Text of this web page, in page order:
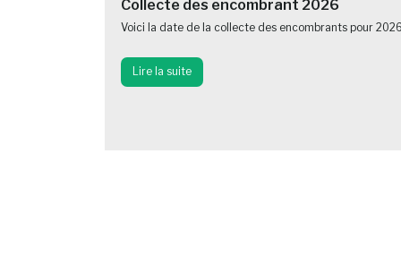
Collecte des encombrant 2026
Voici la date de la collecte des encombrants pour
Lire la suite